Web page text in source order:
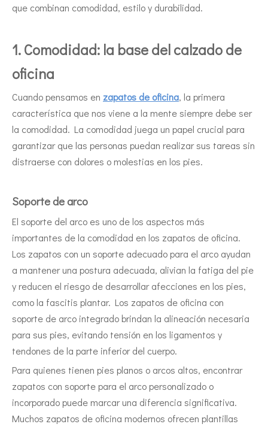
que combinan comodidad, estilo y durabilidad.
1. Comodidad: la base del calzado de
oficina
Cuando pensamos en zapatos de oficina, la primera
característica que nos viene a la mente siempre debe ser
la comodidad. La comodidad juega un papel crucial para
garantizar que las personas puedan realizar sus tareas sin
distraerse con dolores o molestias en los pies.
Soporte de arco
El soporte del arco es uno de los aspectos más
importantes de la comodidad en los zapatos de oficina.
Los zapatos con un soporte adecuado para el arco ayudan
a mantener una postura adecuada, alivian la fatiga del pie
y reducen el riesgo de desarrollar afecciones en los pies,
como la fascitis plantar. Los zapatos de oficina con
soporte de arco integrado brindan la alineación necesaria
para sus pies, evitando tensión en los ligamentos y
tendones de la parte inferior del cuerpo.
Para quienes tienen pies planos o arcos altos, encontrar
zapatos con soporte para el arco personalizado o
incorporado puede marcar una diferencia significativa.
Muchos zapatos de oficina modernos ofrecen plantillas